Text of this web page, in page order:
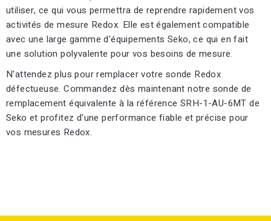
utiliser, ce qui vous permettra de reprendre rapidement vos
activités de mesure Redox. Elle est également compatible
avec une large gamme d'équipements Seko, ce qui en fait
une solution polyvalente pour vos besoins de mesure.
N'attendez plus pour remplacer votre sonde Redox
défectueuse. Commandez dès maintenant notre sonde de
remplacement équivalente à la référence SRH-1-AU-6MT de
Seko et profitez d'une performance fiable et précise pour
vos mesures Redox.